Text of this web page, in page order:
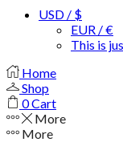
USD / $
EUR / €
This is
Home
Shop
0Cart
More
More